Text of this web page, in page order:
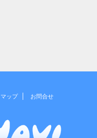
ップ お問合せ